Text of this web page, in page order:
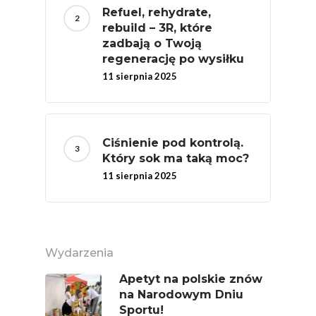
Refuel, rehydrate,
rebuild – 3R, które
zadbają o Twoją
regenerację po wysiłku
11 sierpnia 2025
Ciśnienie pod kontrolą.
Który sok ma taką moc?
11 sierpnia 2025
Wydarzenia
Apetyt na polskie znów
na Narodowym Dniu
Sportu!
Owoców
Nutriscore Fakty
Federacja
Rolnych – Ziemniaki
Nich Największa
Skrywa!
Polskie Forum
Ekologicznej